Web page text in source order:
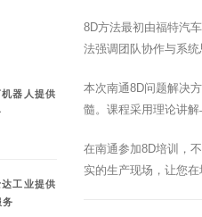
8D方法最初由福特汽
法强调团队协作与系
本次南通8D问题解决
髓。课程采用理论讲
在南通参加8D培训，
实的生产现场，让您
器人提供
工业提供
务